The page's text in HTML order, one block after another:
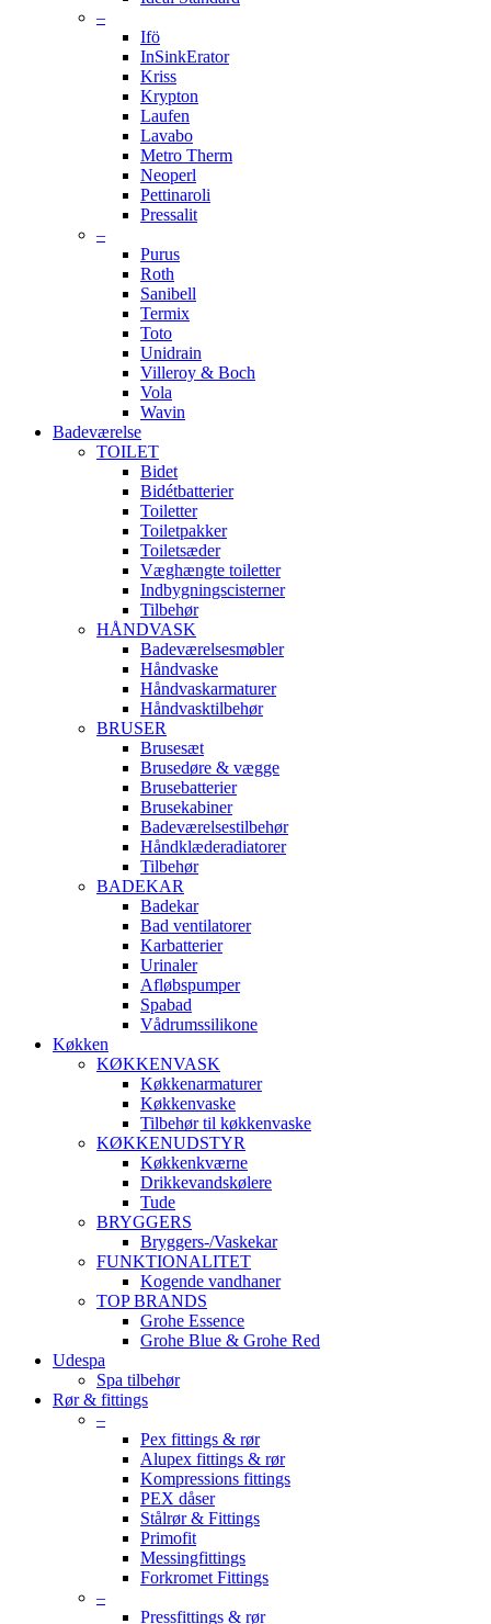
–
Ifö
InSinkErator
Kriss
Krypton
Laufen
Lavabo
Metro Therm
Neoperl
Pettinaroli
Pressalit
–
Purus
Roth
Sanibell
Termix
Toto
Unidrain
Villeroy & Boch
Vola
Wavin
Badeværelse
TOILET
Bidet
Bidétbatterier
Toiletter
Toiletpakker
Toiletsæder
Væghængte toiletter
Indbygningscisterner
Tilbehør
HÅNDVASK
Badeværelsesmøbler
Håndvaske
Håndvaskarmaturer
Håndvasktilbehør
BRUSER
Brusesæt
Brusedøre & vægge
Brusebatterier
Brusekabiner
Badeværelsestilbehør
Håndklæderadiatorer
Tilbehør
BADEKAR
Badekar
Bad ventilatorer
Karbatterier
Urinaler
Afløbspumper
Spabad
Vådrumssilikone
Køkken
KØKKENVASK
Køkkenarmaturer
Køkkenvaske
Tilbehør til køkkenvaske
KØKKENUDSTYR
Køkkenkværne
Drikkevandskølere
Tude
BRYGGERS
Bryggers-/Vaskekar
FUNKTIONALITET
Kogende vandhaner
TOP BRANDS
Grohe Essence
Grohe Blue & Grohe Red
Udespa
Spa tilbehør
Rør & fittings
–
Pex fittings & rør
Alupex fittings & rør
Kompressions fittings
PEX dåser
Stålrør & Fittings
Primofit
Messingfittings
Forkromet Fittings
–
Pressfittings & rør